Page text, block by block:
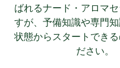
ばれるナード・アロマ
すが、予備知識や専門
状態からスタートできる
ださい。